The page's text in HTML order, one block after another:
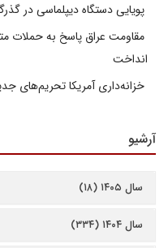
پویایی دستگاه دیپلماسی در
مقاومت عراق پاسخ به حملات
انداخت
خزانه‌داری آمریکا تحریم‌های
آرشیو
سال ۱۴۰۵ (۱۸)
سال ۱۴۰۴ (۳۳۴)